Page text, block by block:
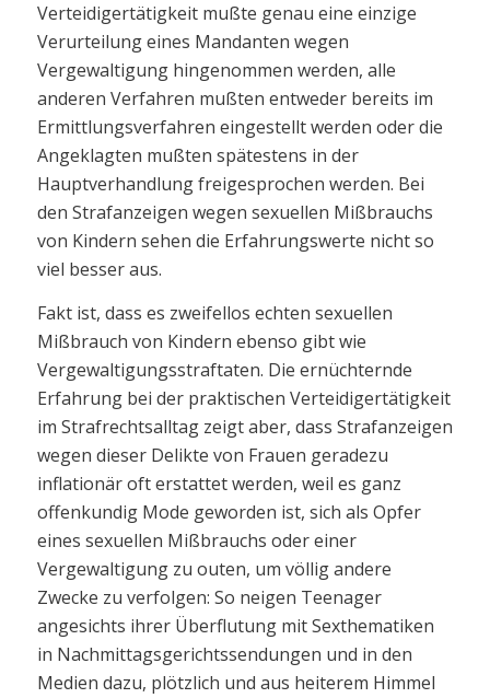
Verteidigertätigkeit mußte genau eine einzige
Verurteilung eines Mandanten wegen
Vergewaltigung hingenommen werden, alle
anderen Verfahren mußten entweder bereits im
Ermittlungsverfahren eingestellt werden oder die
Angeklagten mußten spätestens in der
Hauptverhandlung freigesprochen werden. Bei
den Strafanzeigen wegen sexuellen Mißbrauchs
von Kindern sehen die Erfahrungswerte nicht so
viel besser aus.
Fakt ist, dass es zweifellos echten sexuellen
Mißbrauch von Kindern ebenso gibt wie
Vergewaltigungsstraftaten. Die ernüchternde
Erfahrung bei der praktischen Verteidigertätigkeit
im Strafrechtsalltag zeigt aber, dass Strafanzeigen
wegen dieser Delikte von Frauen geradezu
inflationär oft erstattet werden, weil es ganz
offenkundig Mode geworden ist, sich als Opfer
eines sexuellen Mißbrauchs oder einer
Vergewaltigung zu outen, um völlig andere
Zwecke zu verfolgen: So neigen Teenager
angesichts ihrer Überflutung mit Sexthematiken
in Nachmittagsgerichtssendungen und in den
Medien dazu, plötzlich und aus heiterem Himmel